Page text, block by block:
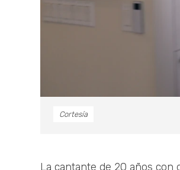
Cortesía
La cantante de 20 años con